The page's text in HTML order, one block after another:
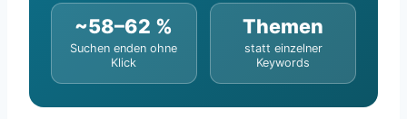
~58–62 %
Suchen enden ohne
Klick
Themen
statt einzelner
Keywords